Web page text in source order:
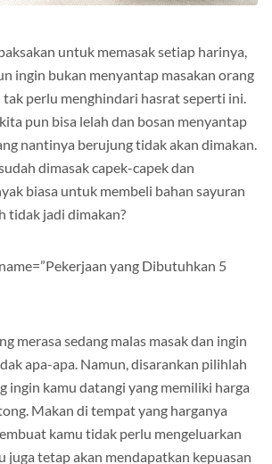
untuk memasak setiap harinya,
ingin bukan menyantap masakan orang
tak perlu menghindari hasrat seperti ini.
pun bisa lelah dan bosan menyantap
nantinya berujung tidak akan dimakan.
dimasak capek-capek dan
biasa untuk membeli bahan sayuran
yang Dibutuhkan 5
merasa sedang malas masak dan ingin
apa-apa. Namun, disarankan pilihlah
ingin kamu datangi yang memiliki harga
Makan di tempat yang harganya
kamu tidak perlu mengeluarkan